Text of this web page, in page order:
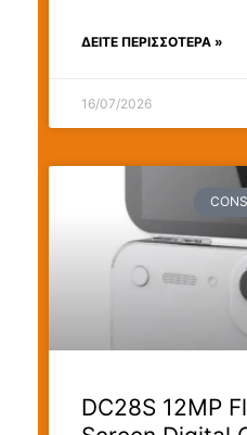
ΔΕΊΤΕ ΠΕΡΙΣΣΟΤΕΡΑ »
16/07/2026
DC28S 12MP